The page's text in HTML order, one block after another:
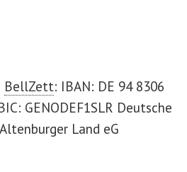
BellZett: IBAN: DE 94 8306
GENODEF1SLR Deutsche
Land eG